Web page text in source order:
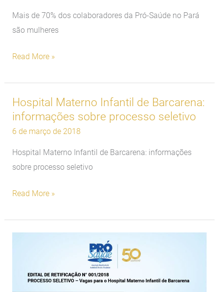
Mais de 70% dos colaboradores da Pró-Saúde no Pará
são mulheres
Read More »
Hospital Materno Infantil de Barcarena:
informações sobre processo seletivo
6 de março de 2018
Hospital Materno Infantil de Barcarena: informações
sobre processo seletivo
Hospital
Materno
Infantil
sobre
seletivo
Read More »